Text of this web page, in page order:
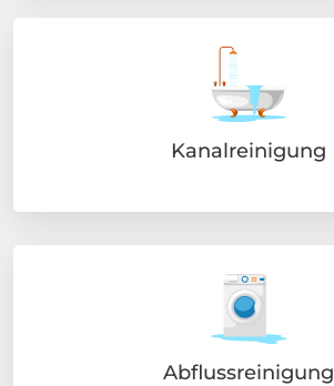
Kanalreinigung
Abflussreinigung